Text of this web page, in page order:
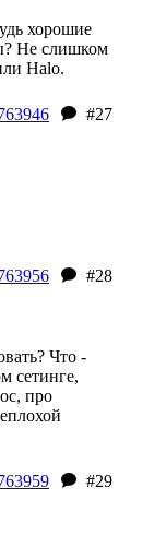
хорошие
Не слишком
Halo.
#27
#28
Что -
сетинге,
про
#29